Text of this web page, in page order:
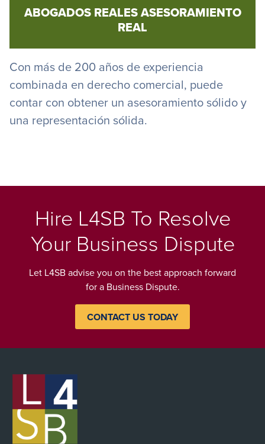
ABOGADOS REALES ASESORAMIENTO
REAL
Con más de 200 años de experiencia
combinada en derecho comercial, puede
contar con obtener un asesoramiento sólido y
una representación sólida.
Hire L4SB To Resolve
Your Business Dispute
Let L4SB advise you on the best approach forward
for a Business Dispute.
CONTACT US TODAY